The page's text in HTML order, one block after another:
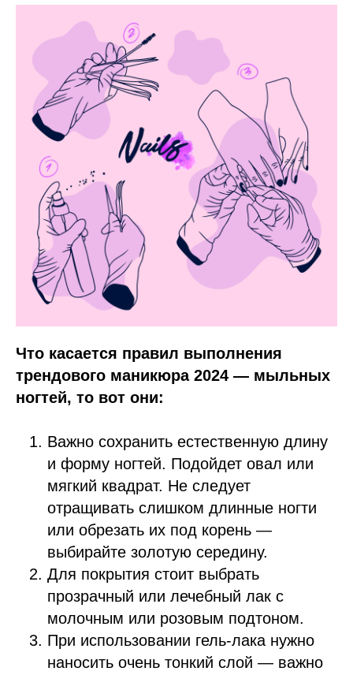
Что касается правил выполнения
трендового маникюра 2024 — мыльных
ногтей, то вот они:
Важно сохранить естественную длину
и форму ногтей. Подойдет овал или
мягкий квадрат. Не следует
отращивать слишком длинные ногти
или обрезать их под корень —
выбирайте золотую середину.
Для покрытия стоит выбрать
прозрачный или лечебный лак с
молочным или розовым подтоном.
При использовании гель-лака нужно
наносить очень тонкий слой — важно